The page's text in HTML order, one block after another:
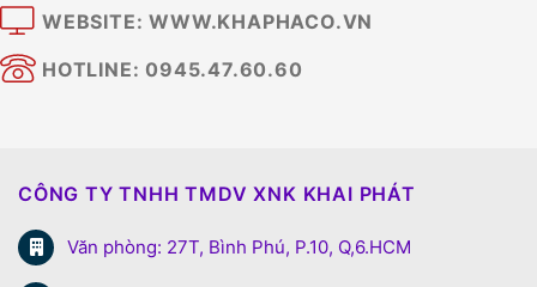
WEBSITE: WWW.KHAPHACO.VN
HOTLINE: 0945.47.60.60
CÔNG TY TNHH TMDV XNK KHAI PHÁT
Văn phòng: 27T, Bình Phú, P.10, Q,6.HCM